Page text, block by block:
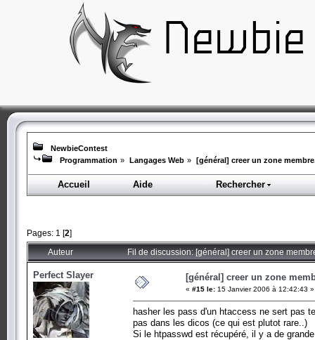
NewbieContest
Programmation » Langages Web » [général] creer un zone
Accueil Aide Rechercher
Pages: 1 [2]
Auteur Fil de discussion: [général] creer un zone
Perfect Slayer [général] creer un zone
« #15 le: 15 Janvier 2006 à 12:42:43 »
hasher les pass d'un htaccess ne sert pas
pas dans les dicos (ce qui est plutot rare..)
Si le htpasswd est récupéré, il y a de